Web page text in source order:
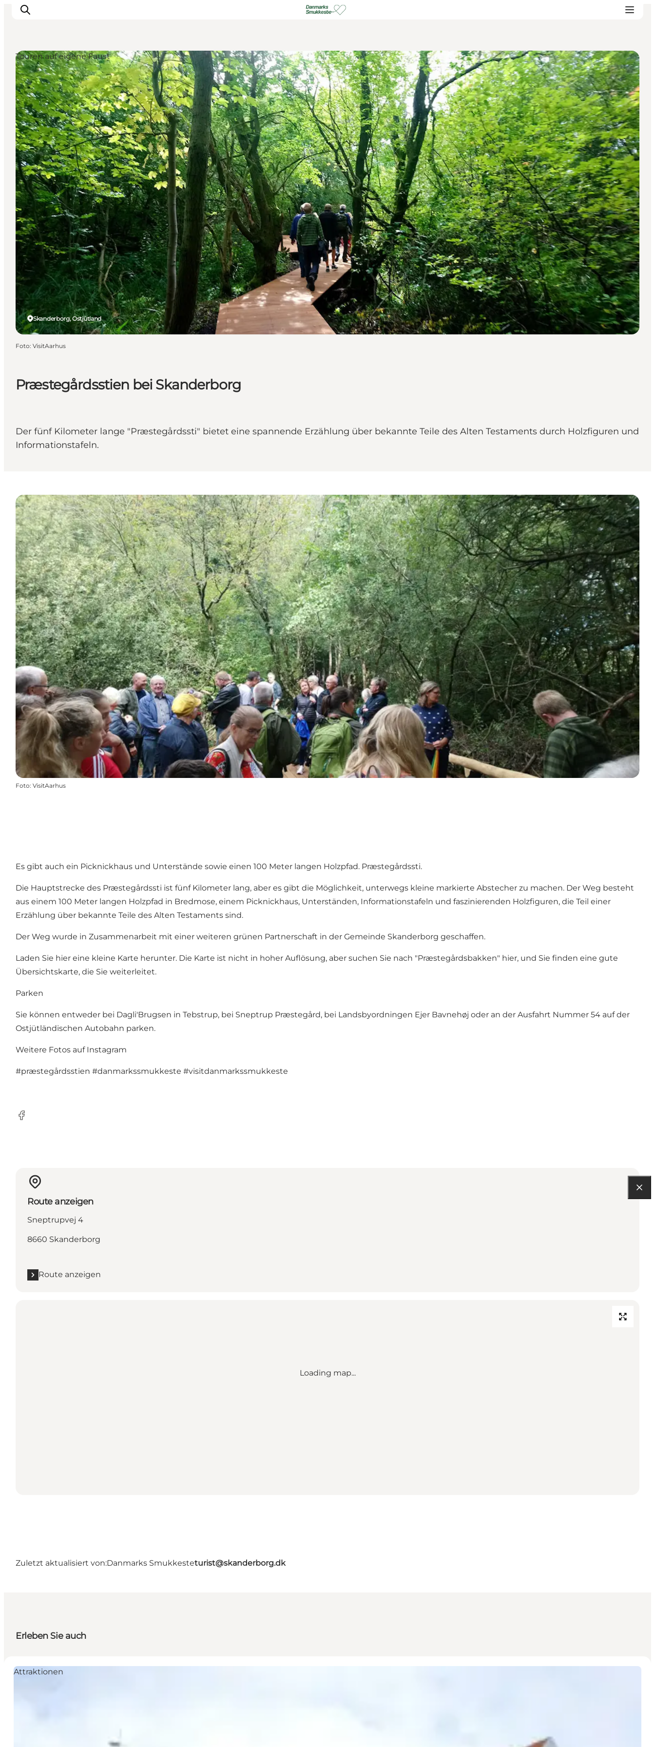
Erleben Sie die Natur
Entdecken Sie die Städte
Reiseplanung
Præstegårdsstien bei Skanderborg
Der fünf Kilometer lange "Præstegårdssti" bietet eine spannende Erzählung über bekannte Teile des Alten Testaments durch Holzfiguren und
Informationstafeln.
Skanderborg, Ostjütland
Touren auf eigene Faust
Foto: VisitAarhus
Foto: VisitAarhus
Es gibt auch ein Picknickhaus und Unterstände sowie einen 100 Meter langen Holzpfad. Præstegårdssti.
Die Hauptstrecke des Præstegårdssti ist fünf Kilometer lang, aber es gibt die Möglichkeit, unterwegs kleine markierte Abstecher zu machen. Der Weg besteht
aus einem 100 Meter langen Holzpfad in Bredmose, einem Picknickhaus, Unterständen, Informationstafeln und faszinierenden Holzfiguren, die Teil einer
Erzählung über bekannte Teile des Alten Testaments sind.
Der Weg wurde in Zusammenarbeit mit einer weiteren grünen Partnerschaft in der Gemeinde Skanderborg geschaffen.
Laden Sie hier eine kleine Karte herunter. Die Karte ist nicht in hoher Auflösung, aber suchen Sie nach "Præstegårdsbakken" hier, und Sie finden eine gute
Übersichtskarte, die Sie weiterleitet.
Parken
Sie können entweder bei Dagli'Brugsen in Tebstrup, bei Sneptrup Præstegård, bei Landsbyordningen Ejer Bavnehøj oder an der Ausfahrt Nummer 54 auf der
Ostjütländischen Autobahn parken.
Weitere Fotos auf Instagram
#præstegårdsstien #danmarkssmukkeste #visitdanmarkssmukkeste
Facebook
Route anzeigen
Sneptrupvej 4
8660 Skanderborg
Route anzeigen
Loading map...
Zuletzt aktualisiert von:Danmarks Smukkesteturist@skanderborg.dk
Erleben Sie auch
Attraktionen